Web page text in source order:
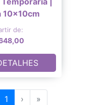
10x10cm
de:
1 › »